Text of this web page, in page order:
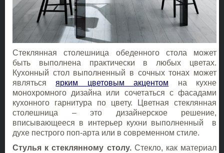
Стеклянная столешница обеденного стола может
быть выполнена практически в любых цветах.
Кухонный стол выполненный в сочных тонах может
являться ярким цветовым акцентом на кухне
монохромного дизайна или сочетаться с фасадами
кухонного гарнитура по цвету. Цветная стеклянная
столешница – это дизайнерское решение,
вписывающееся в интерьер кухни выполненный в
духе пестрого поп-арта или в современном стиле.
Стулья к стеклянному столу.Стекло, как материал